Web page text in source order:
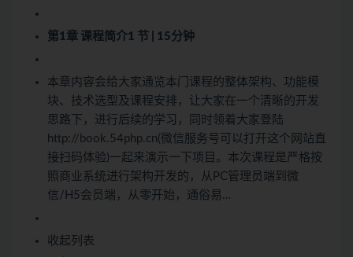
第1章 课程简介1 节 | 15分钟
本章内容会给大家通览本门课程的整体架构、功能模
块、技术选型及课程安排，让大家在一个清晰的开发
思路下，进行后续的学习，同时领着大家登陆
http://book.54php.cn(微信服务号可以打开这个网站直
接扫码体验)一起来演示一下项目。本次课程是严格按
照商业系统进行架构开发的，从PC管理员端到微
信/H5会员端，从零开始，通俗易…
收起列表